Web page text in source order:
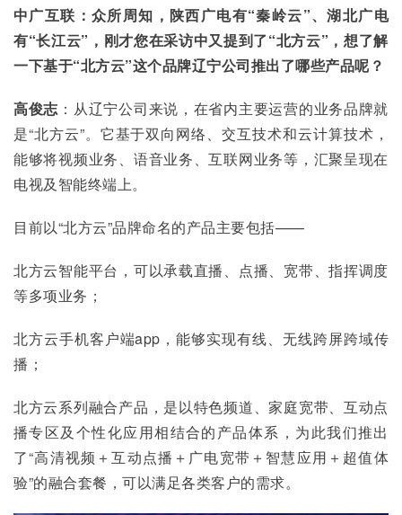
中广互联：众所周知，陕西广电有“秦岭云”、湖北广电
有“长江云”，刚才您在采访中又提到了“北方云”，想了解
一下基于“北方云”这个品牌辽宁公司推出了哪些产品呢？
高俊志 ：从辽宁公司来说，在省内主要运营的业务品牌就
是“北方云”。它基于双向网络、交互技术和云计算技术，
能够将视频业务、语音业务、互联网业务等，汇聚呈现在
电视及智能终端上。
目前以“北方云”品牌命名的产品主要包括——
北方云智能平台，可以承载直播、点播、宽带、指挥调度
等多项业务；
北方云手机客户端app，能够实现有线、无线跨屏跨域传
播；
北方云系列融合产品，是以特色频道、家庭宽带、互动点
播专区及个性化应用相结合的产品体系，为此我们推出
了“高清视频＋互动点播＋广电宽带＋智慧应用＋超值体
验”的融合套餐，可以满足各类客户的需求。